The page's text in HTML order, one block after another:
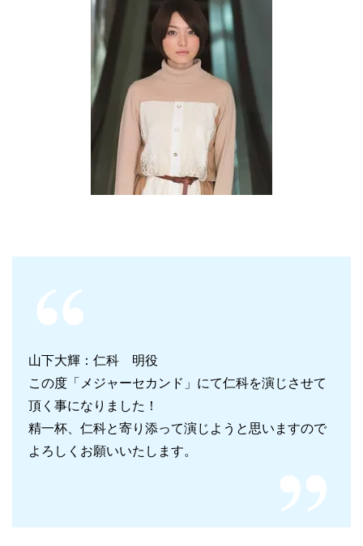
山下大輝：仁科 明役
この度「メジャーセカンド」にて仁科を演じさせて
頂く事になりました！
精一杯、仁科と寄り添って演じようと思いますので
よろしくお願いいたします。